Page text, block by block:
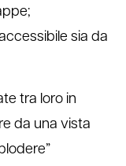
sia da
tra loro in
da una vista